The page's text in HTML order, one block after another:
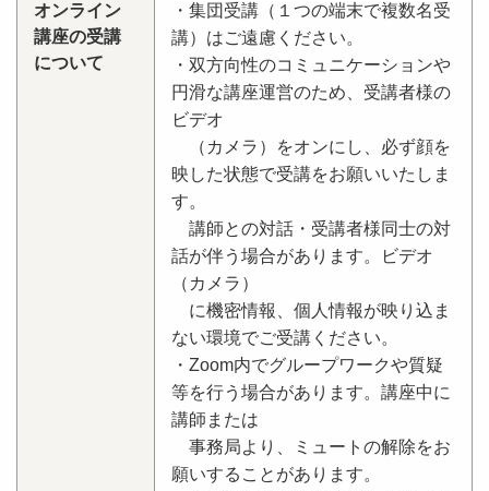
オンライン
講座の受講
について
・集団受講（１つの端末で複数名受
講）はご遠慮ください。
・双方向性のコミュニケーションや
円滑な講座運営のため、受講者様の
ビデオ
（カメラ）をオンにし、必ず顔を
映した状態で受講をお願いいたしま
す。
講師との対話・受講者様同士の対
話が伴う場合があります。ビデオ
（カメラ）
に機密情報、個人情報が映り込ま
ない環境でご受講ください。
・Zoom内でグループワークや質疑
等を行う場合があります。講座中に
講師または
事務局より、ミュートの解除をお
願いすることがあります。